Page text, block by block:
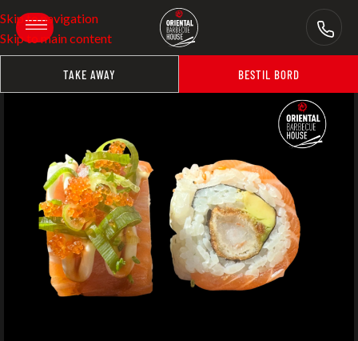
Skip to navigation
Skip to main content
TAKE AWAY BESTIL BORD